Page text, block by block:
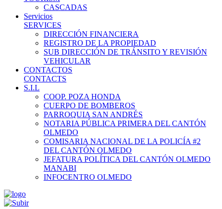
CASCADAS
Servicios
SERVICES
DIRECCIÓN FINANCIERA
REGISTRO DE LA PROPIEDAD
SUB DIRECCIÓN DE TRÁNSITO Y REVISIÓN
VEHICULAR
CONTACTOS
CONTACTS
S.I.L
COOP. POZA HONDA
CUERPO DE BOMBEROS
PARROQUIA SAN ANDRÉS
NOTARIA PÚBLICA PRIMERA DEL CANTÓN
OLMEDO
COMISARIA NACIONAL DE LA POLICÍA #2
DEL CANTÓN OLMEDO
JEFATURA POLÍTICA DEL CANTÓN OLMEDO
MANABI
INFOCENTRO OLMEDO